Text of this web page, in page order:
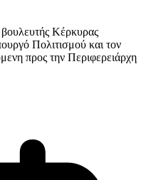
βουλευτής Κέρκυρας
Πολιτισμού και τον
προς την Περιφερειάρχη